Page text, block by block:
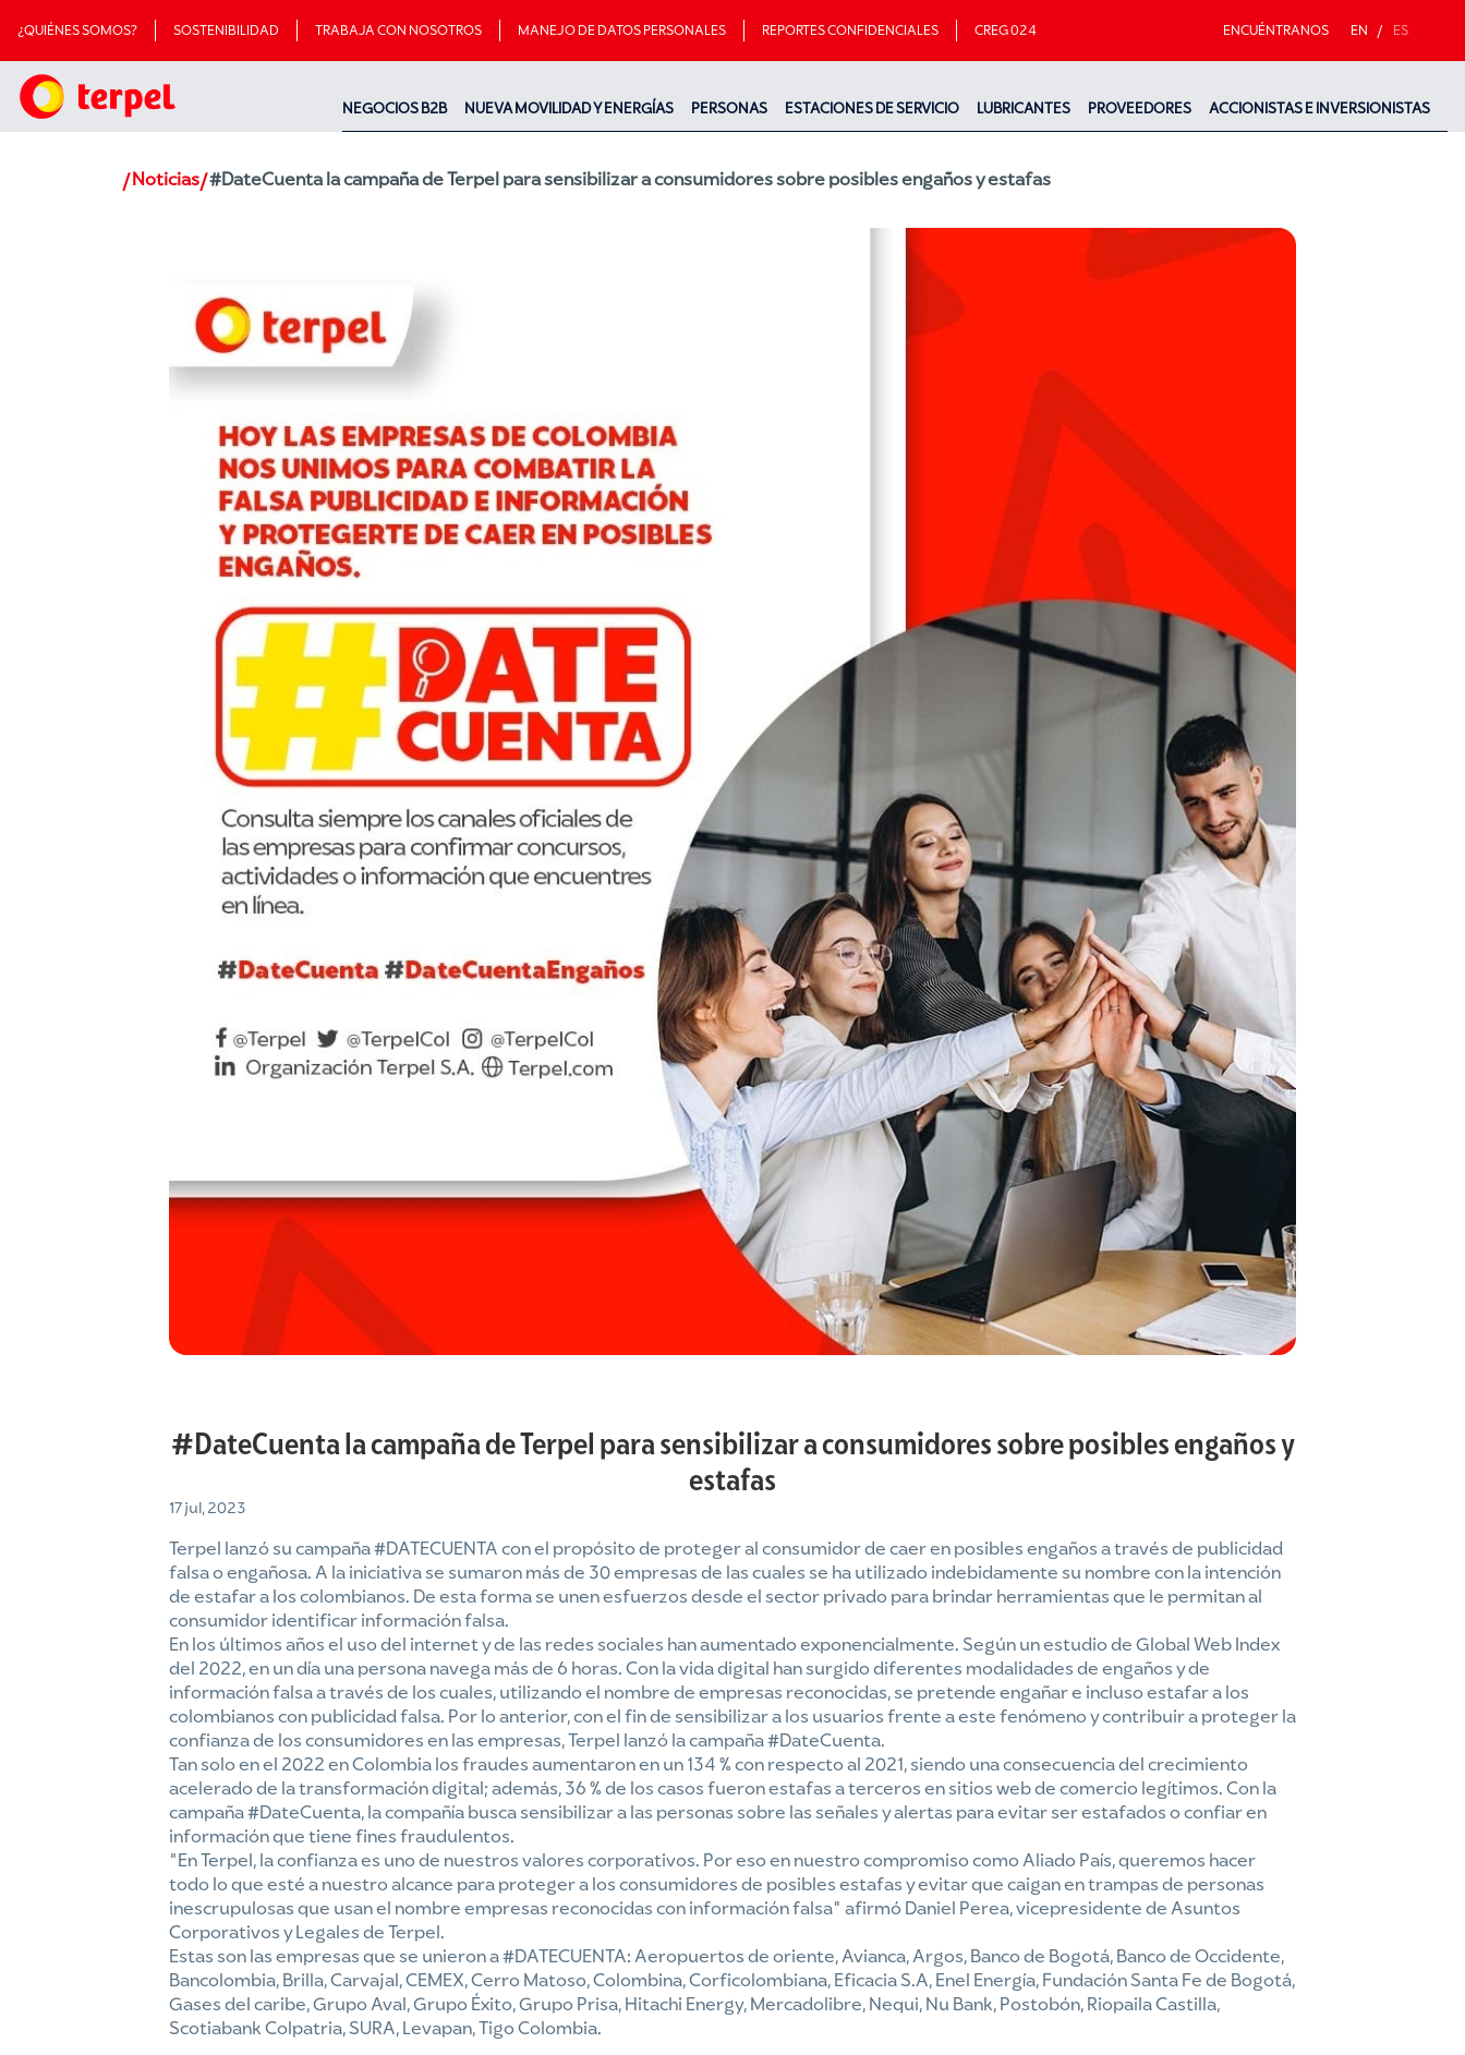
¿QUIÉNES SOMOS? SOSTENIBILIDAD TRABAJA CON NOSOTROS MANEJO DE DATOS PERSONALES REPORTES CONFIDENCIALES CREG 024 ENCUÉNTRANOS EN / ES
NEGOCIOS B2B NUEVA MOVILIDAD Y ENERGÍAS PERSONAS ESTACIONES DE SERVICIO LUBRICANTES PROVEEDORES ACCIONISTAS E INVERSIONISTAS
Noticias #DateCuenta la campaña de Terpel para sensibilizar a consumidores sobre posibles engaños y estafas
#DateCuenta la campaña de Terpel para sensibilizar a consumidores sobre posibles engaños y
estafas
17 jul, 2023
Terpel lanzó su campaña #DATECUENTA con el propósito de proteger al consumidor de caer en posibles engaños a través de publicidad
falsa o engañosa. A la iniciativa se sumaron más de 30 empresas de las cuales se ha utilizado indebidamente su nombre con la intención
de estafar a los colombianos. De esta forma se unen esfuerzos desde el sector privado para brindar herramientas que le permitan al
consumidor identificar información falsa.
En los últimos años el uso del internet y de las redes sociales han aumentado exponencialmente. Según un estudio de Global Web Index
del 2022, en un día una persona navega más de 6 horas. Con la vida digital han surgido diferentes modalidades de engaños y de
información falsa a través de los cuales, utilizando el nombre de empresas reconocidas, se pretende engañar e incluso estafar a los
colombianos con publicidad falsa. Por lo anterior, con el fin de sensibilizar a los usuarios frente a este fenómeno y contribuir a proteger la
confianza de los consumidores en las empresas, Terpel lanzó la campaña #DateCuenta.
Tan solo en el 2022 en Colombia los fraudes aumentaron en un 134 % con respecto al 2021, siendo una consecuencia del crecimiento
acelerado de la transformación digital; además, 36 % de los casos fueron estafas a terceros en sitios web de comercio legítimos. Con la
campaña #DateCuenta, la compañía busca sensibilizar a las personas sobre las señales y alertas para evitar ser estafados o confiar en
información que tiene fines fraudulentos.
“En Terpel, la confianza es uno de nuestros valores corporativos. Por eso en nuestro compromiso como Aliado País, queremos hacer
todo lo que esté a nuestro alcance para proteger a los consumidores de posibles estafas y evitar que caigan en trampas de personas
inescrupulosas que usan el nombre empresas reconocidas con información falsa” afirmó Daniel Perea, vicepresidente de Asuntos
Corporativos y Legales de Terpel.
Estas son las empresas que se unieron a #DATECUENTA: Aeropuertos de oriente, Avianca, Argos, Banco de Bogotá, Banco de Occidente,
Bancolombia, Brilla, Carvajal, CEMEX, Cerro Matoso, Colombina, Corficolombiana, Eficacia S.A, Enel Energía, Fundación Santa Fe de Bogotá,
Gases del caribe, Grupo Aval, Grupo Éxito, Grupo Prisa, Hitachi Energy, Mercadolibre, Nequi, Nu Bank, Postobón, Riopaila Castilla,
Scotiabank Colpatria, SURA, Levapan, Tigo Colombia.